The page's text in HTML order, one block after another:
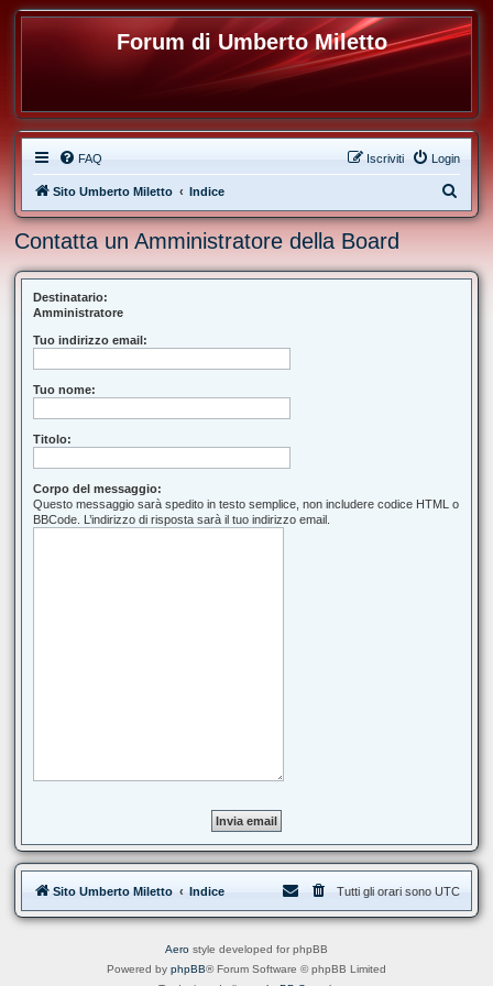
Forum di Umberto Miletto
FAQ Login
Iscriviti
Sito Umberto Miletto Indice
e
c
Contatta un Amministratore della Board
Destinatario:
Amministratore
Tuo indirizzo email:
Tuo nome:
Titolo:
Corpo del messaggio:
Questo messaggio sarà spedito in testo semplice, non includere codice HTML o
BBCode. L’indirizzo di risposta sarà il tuo indirizzo email.
Sito Umberto Miletto Indice Tutti gli orari sono UTC
Aero style developed for phpBB
Powered by phpBB® Forum Software © phpBB Limited